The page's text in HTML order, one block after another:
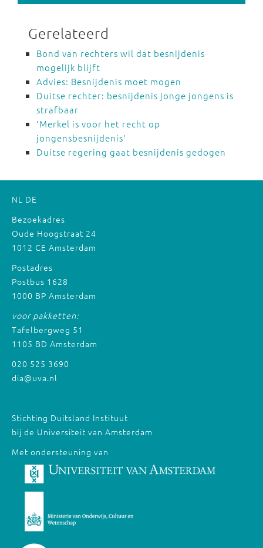
Gerelateerd
Bond van rechters wil dat besnijdenis
mogelijk blijft
Advies: Besnijdenis moet mogen
Duitse rechter: besnijdenis jonge jongens is
strafbaar
'Merkel is voor het recht op
jongensbesnijdenis'
Duitse regering gaat besnijdenis gedogen
NL DE
Bezoekadres
Oude Hoogstraat 24
1012 CE Amsterdam
Postadres
Postbus 1628
1000 BP Amsterdam
voor pakketten:
Tafelbergweg 51
1105 BD Amsterdam
020 525 3690
dia@uva.nl
Stichting Duitsland Instituut
bij de Universiteit van Amsterdam
Met ondersteuning van